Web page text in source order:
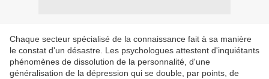
Chaque secteur spécialisé de la connaissance fait à sa manière
le constat d'un désastre. Les psychologues attestent d'inquiétants
phénomènes de dissolution de la personnalité, d'une
généralisation de la dépression qui se double, par points, de